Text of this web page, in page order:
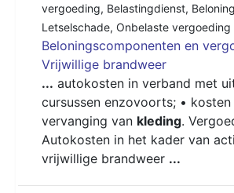
vergoeding, Belastingdienst,
Letselschade, Onbelaste vergoeding
Beloningscomponenten en
Vrijwillige brandweer
... autokosten in verband met
cursussen enzovoorts; •
vervanging van kleding.
Autokosten in het kader van
vrijwillige brandweer ...